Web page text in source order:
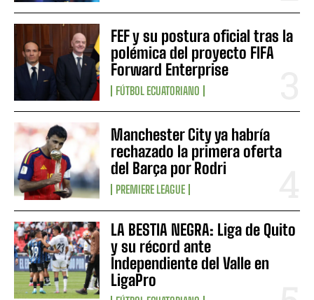
FEF y su postura oficial tras la
polémica del proyecto FIFA
Forward Enterprise
FÚTBOL ECUATORIANO
Manchester City ya habría
rechazado la primera oferta
del Barça por Rodri
PREMIERE LEAGUE
LA BESTIA NEGRA: Liga de Quito
y su récord ante
Independiente del Valle en
LigaPro